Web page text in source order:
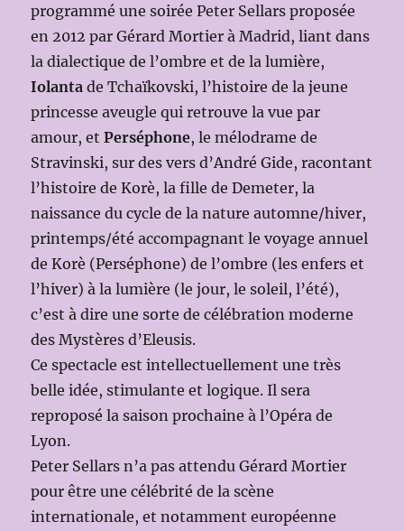
programmé une soirée Peter Sellars proposée
en 2012 par Gérard Mortier à Madrid, liant dans
la dialectique de l’ombre et de la lumière,
Iolanta de Tchaïkovski, l’histoire de la jeune
princesse aveugle qui retrouve la vue par
amour, etPerséphone, le mélodrame de
Stravinski, sur des vers d’André Gide, racontant
l’histoire de Korè, la fille de Demeter, la
naissance du cycle de la nature automne/hiver,
printemps/été accompagnant le voyage annuel
de Korè (Perséphone) de l’ombre (les enfers et
l’hiver) à la lumière (le jour, le soleil, l’été),
c’est à dire une sorte de célébration moderne
des Mystères d’Eleusis.
Ce spectacle est intellectuellement une très
belle idée, stimulante et logique. Il sera
reproposé la saison prochaine à l’Opéra de
Lyon.
Peter Sellars n’a pas attendu Gérard Mortier
pour être une célébrité de la scène
internationale, et notamment européenne